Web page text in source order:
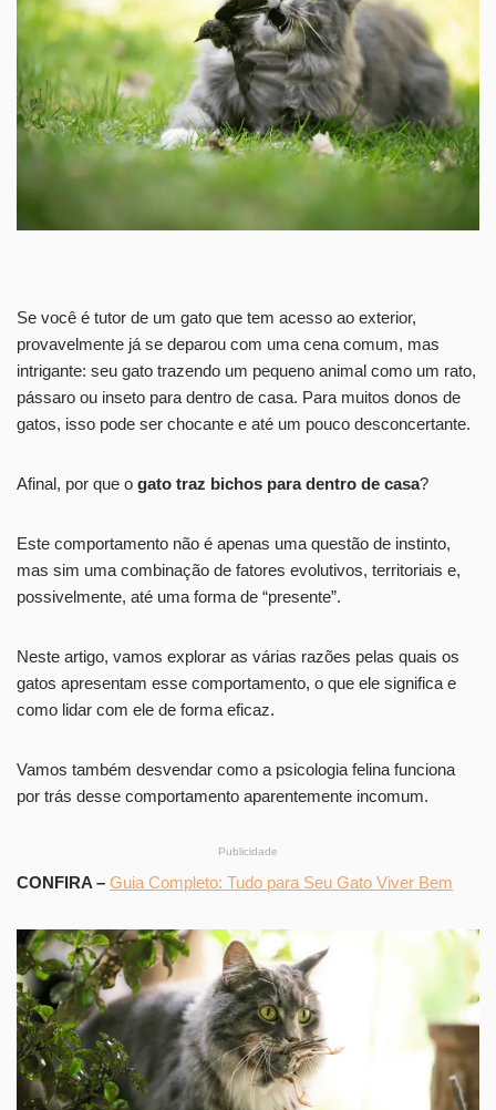
Se você é tutor de um gato que tem acesso ao exterior,
provavelmente já se deparou com uma cena comum, mas
intrigante: seu gato trazendo um pequeno animal como um rato,
pássaro ou inseto para dentro de casa. Para muitos donos de
gatos, isso pode ser chocante e até um pouco desconcertante.
Afinal, por que o gato traz bichos para dentro de casa?
Este comportamento não é apenas uma questão de instinto,
mas sim uma combinação de fatores evolutivos, territoriais e,
possivelmente, até uma forma de “presente”.
Neste artigo, vamos explorar as várias razões pelas quais os
gatos apresentam esse comportamento, o que ele significa e
como lidar com ele de forma eficaz.
Vamos também desvendar como a psicologia felina funciona
por trás desse comportamento aparentemente incomum.
Publicidade
CONFIRA – Guia Completo: Tudo para Seu Gato Viver Bem